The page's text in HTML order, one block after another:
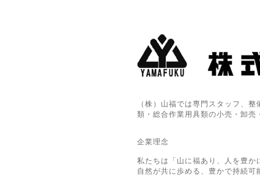
（株）山福では専門スタッフ、
類・総合作業用具類の小売・卸
企業理念
私たちは「山に福あり、人を豊
自然が共に歩める、豊かで持続可